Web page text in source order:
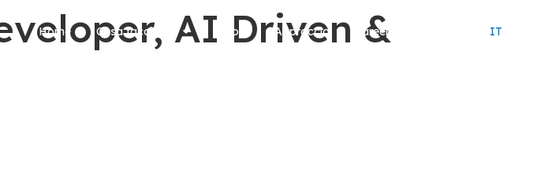
Home Cosa facciamo About Approccio Careers IT
AI Driven &